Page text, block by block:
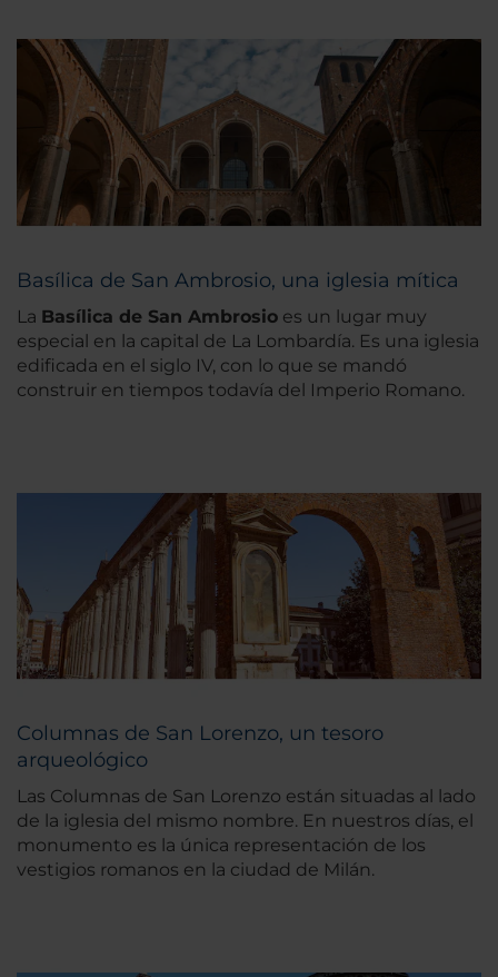
Basílica de San Ambrosio, una iglesia mítica
La Basílica de San Ambrosio es un lugar muy
especial en la capital de La Lombardía. Es una iglesia
edificada en el siglo IV, con lo que se mandó
construir en tiempos todavía del Imperio Romano.
Columnas de San Lorenzo, un tesoro
arqueológico
Las Columnas de San Lorenzo están situadas al lado
de la iglesia del mismo nombre. En nuestros días, el
monumento es la única representación de los
vestigios romanos en la ciudad de Milán.